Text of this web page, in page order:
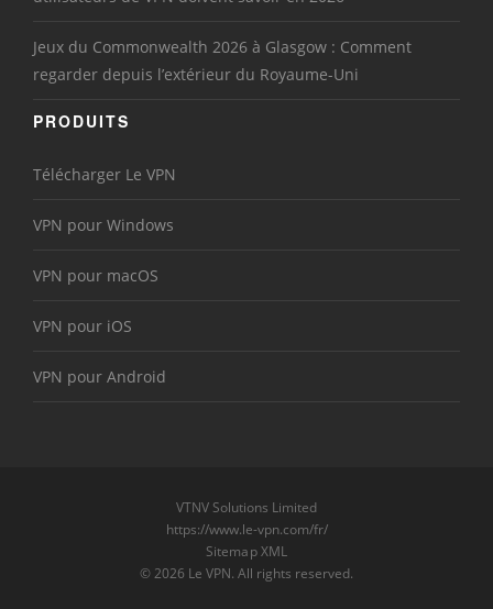
Jeux du Commonwealth 2026 à Glasgow : Comment
regarder depuis l’extérieur du Royaume-Uni
PRODUITS
Télécharger Le VPN
VPN pour Windows
VPN pour macOS
VPN pour iOS
VPN pour Android
VTNV Solutions Limited
https://www.le-vpn.com/fr/
Sitemap XML
© 2026 Le VPN. All rights reserved.